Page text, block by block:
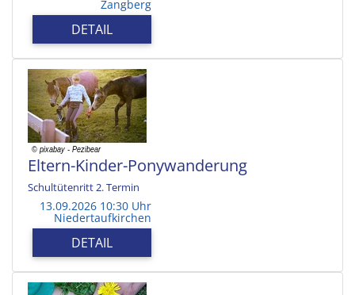
Zangberg
DETAIL
Eltern-Kinder-Ponywanderung
Schultütenritt 2. Termin
13.09.2026 10:30 Uhr
Niedertaufkirchen
DETAIL